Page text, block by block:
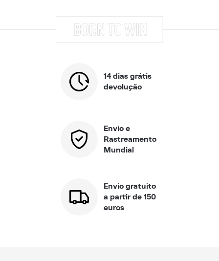
14 dias grátis
devolução
Envio e
Rastreamento
Mundial
Envio gratuito
a partir de 150
euros